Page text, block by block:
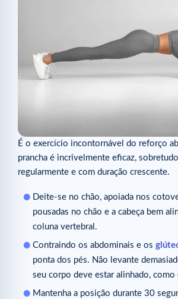
É o exercício incontornável do reforço
prancha é incrivelmente eficaz,
regularmente e com duração crescente.
Deite-se no chão, apoiada nos
pousadas no chão e a cabeça bem
coluna vertebral.
Contraindo os abdominais e os
ponta dos pés. Não levante
seu corpo deve estar alinhado, como
Mantenha a posição durante 30